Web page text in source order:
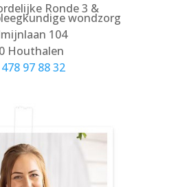
Ronde 3 &
wondzorg
104
Houthalen
97 88 32